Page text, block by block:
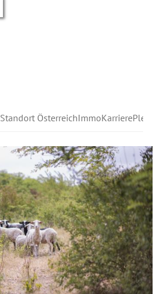
Standort ÖsterreichImmoKarriere